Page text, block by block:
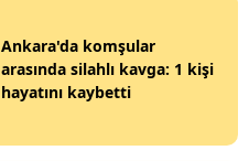
Ankara'da komşular
arasında silahlı kavga: 1 kişi
hayatını kaybetti